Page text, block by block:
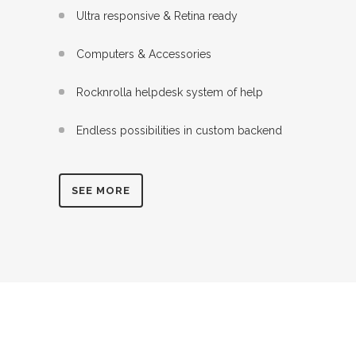
Ultra responsive & Retina ready
Computers & Accessories
Rocknrolla helpdesk system of help
Endless possibilities in custom backend
SEE MORE